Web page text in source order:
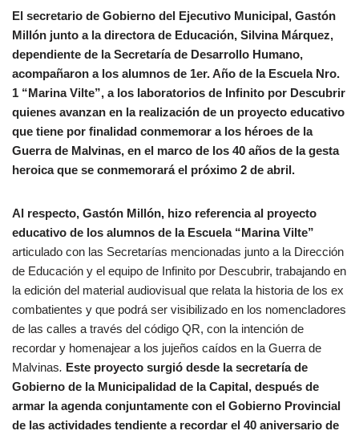
El secretario de Gobierno del Ejecutivo Municipal, Gastón
Millón junto a la directora de Educación, Silvina Márquez,
dependiente de la Secretaría de Desarrollo Humano,
acompañaron a los alumnos de 1er. Año de la Escuela Nro.
1 “Marina Vilte”, a los laboratorios de Infinito por Descubrir
quienes avanzan en la realización de un proyecto educativo
que tiene por finalidad conmemorar a los héroes de la
Guerra de Malvinas, en el marco de los 40 años de la gesta
heroica que se conmemorará el próximo 2 de abril.
Al respecto, Gastón Millón, hizo referencia al proyecto
educativo de los alumnos de la Escuela “Marina Vilte”
articulado con las Secretarías mencionadas junto a la Dirección
de Educación y el equipo de Infinito por Descubrir, trabajando en
la edición del material audiovisual que relata la historia de los ex
combatientes y que podrá ser visibilizado en los nomencladores
de las calles a través del código QR, con la intención de
recordar y homenajear a los jujeños caídos en la Guerra de
Malvinas. Este proyecto surgió desde la secretaría de
Gobierno de la Municipalidad de la Capital, después de
armar la agenda conjuntamente con el Gobierno Provincial
de las actividades tendiente a recordar el 40 aniversario de